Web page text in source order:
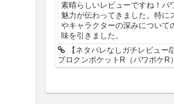
素晴らしいレビューですね！パ
魅力が伝わってきました。特に
やキャラクターの深みについて
味を引きました。
【ネタバレなしガチレビュー/
プロクンポケットR（パワポケR）